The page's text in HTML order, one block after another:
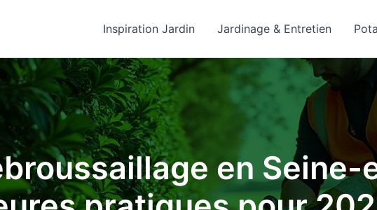
Inspiration Jardin Jardinage & Entretien
en